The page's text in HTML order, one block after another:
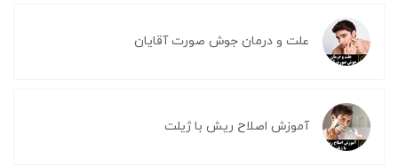
علت و درمان جوش صورت آقایان
آموزش اصلاح ریش با ژیلت